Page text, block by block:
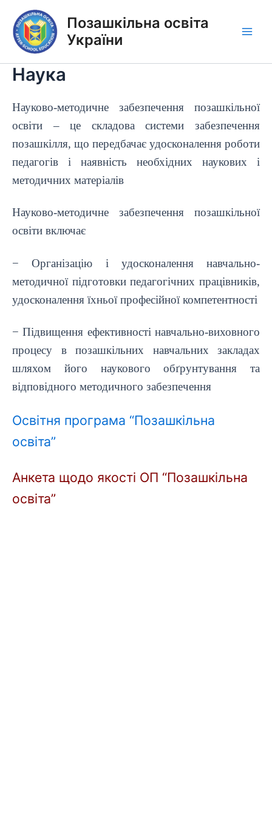
вмісту
Позашкільна освіта
України
Наука
Науково-методичне забезпечення позашкільної
освіти – це складова системи забезпечення
позашкілля, що передбачає удосконалення роботи
педагогів і наявність необхідних наукових і
методичних матеріалів
Науково-методичне забезпечення позашкільної
освіти включає
− Організацію і удосконалення навчально-
методичної підготовки педагогічних працівників,
удосконалення їхньої професійної компетентності
− Підвищення ефективності навчально-виховного
процесу в позашкільних навчальних закладах
шляхом його наукового обґрунтування та
відповідного методичного забезпечення
Освітня програма “Позашкільна
освіта”
Анкета щодо якості ОП “Позашкільна
освіта”